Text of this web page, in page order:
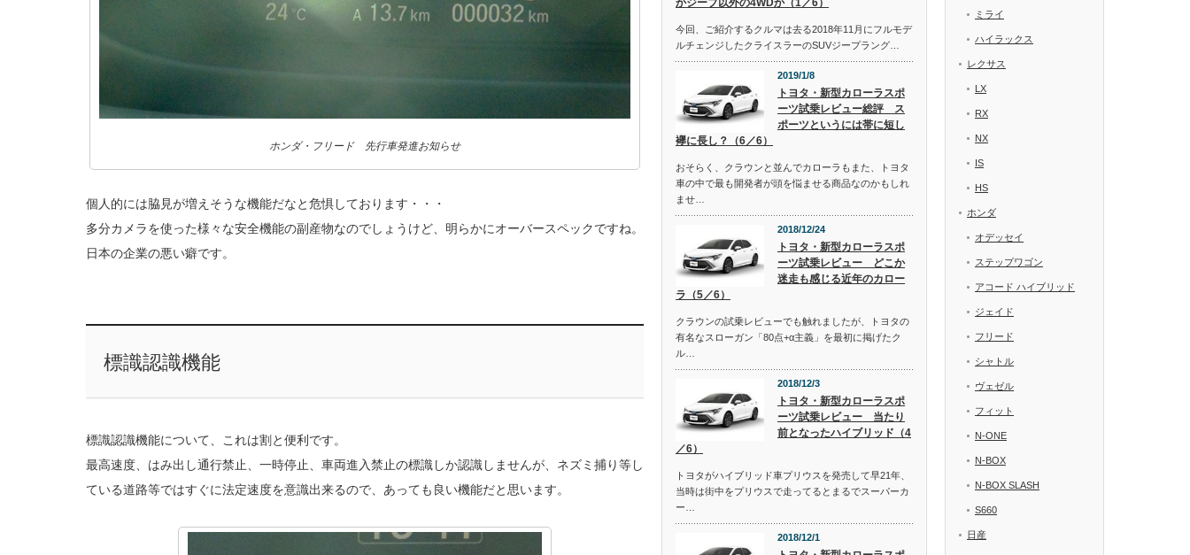
ホンダ・フリード 先行車発進お知らせ
個人的には脇見が増えそうな機能だなと危惧しております・・・
多分カメラを使った様々な安全機能の副産物なのでしょうけど、明らかにオーバースペックですね。
日本の企業の悪い癖です。
標識認識機能
標識認識機能について、これは割と便利です。
最高速度、はみ出し通行禁止、一時停止、車両進入禁止の標識しか認識しませんが、ネズミ捕り等し
ている道路等ではすぐに法定速度を意識出来るので、あっても良い機能だと思います。
かジープ以外の4WDか（1／6）
今回、ご紹介するクルマは去る2018年11月にフルモデ
ルチェンジしたクライスラーのSUVジープラング…
2019/1/8
トヨタ・新型カローラスポ
ーツ試乗レビュー総評 ス
ポーツというには帯に短し
襷に長し？（6／6）
おそらく、クラウンと並んでカローラもまた、トヨタ
車の中で最も開発者が頭を悩ませる商品なのかもしれ
ませ…
2018/12/24
トヨタ・新型カローラスポ
ーツ試乗レビュー どこか
迷走も感じる近年のカロー
ラ（5／6）
クラウンの試乗レビューでも触れましたが、トヨタの
有名なスローガン「80点+α主義」を最初に掲げたク
ル…
2018/12/3
トヨタ・新型カローラスポ
ーツ試乗レビュー 当たり
前となったハイブリッド（4
／6）
トヨタがハイブリッド車プリウスを発売して早21年、
当時は街中をプリウスで走ってるとまるでスーパーカ
ー…
2018/12/1
ミライ
ハイラックス
レクサス
LX
RX
NX
IS
HS
ホンダ
オデッセイ
ステップワゴン
アコード ハイブリッド
ジェイド
フリード
シャトル
ヴェゼル
フィット
N-ONE
N-BOX
N-BOX SLASH
S660
日産